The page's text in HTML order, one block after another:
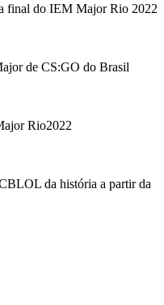
final do IEM Major Rio 2022
de CS:GO do Brasil
Rio2022
da história a partir da